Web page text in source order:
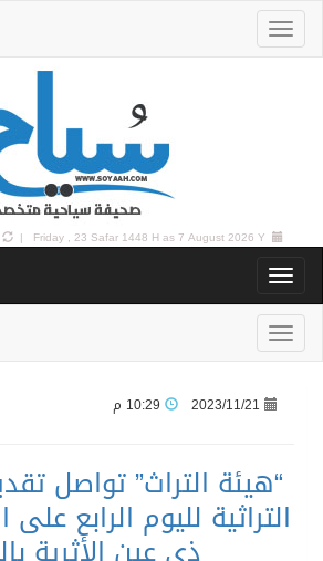
Friday , 23 Safar 1448 H as7 August 2026 Y |
2023/11/21
“هيئة التراث” تواصل
التراثية لليوم الرابع على